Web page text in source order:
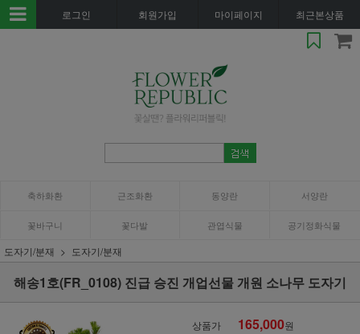
로그인 회원가입 마이페이지 최근본상품
축하화환 근조화환 동양란 서양란
꽃바구니 꽃다발 관엽식물 공기정화식물
도자기/분재 도자기/분재
해송1호(FR_0108) 진급 승진 개업선물 개원 소나무 도자기
상품가 165,000원